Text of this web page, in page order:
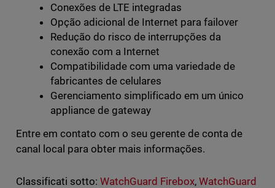
Conexões de LTE integradas
Opção adicional de Internet para failover
Redução do risco de interrupções da
conexão com a Internet
Compatibilidade com uma variedade de
fabricantes de celulares
Gerenciamento simplificado em um único
appliance de gateway
Entre em contato com o seu gerente de conta de
canal local para obter mais informações.
Classificati sotto: WatchGuard Firebox,WatchGuard